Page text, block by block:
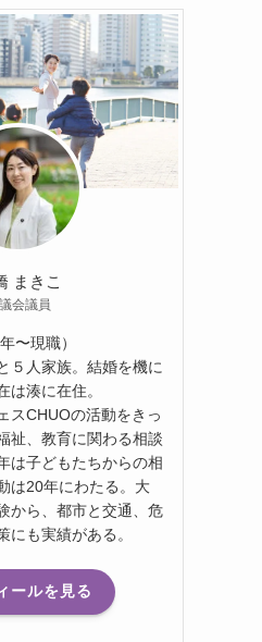
まきこ
会議員
〜現職）
５人家族。結婚を機に
は湊に在住。
スCHUOの活動をきっ
祉、教育に関わる相談
は子どもたちからの相
は20年にわたる。大
から、都市と交通、危
にも実績がある。
ールを見る